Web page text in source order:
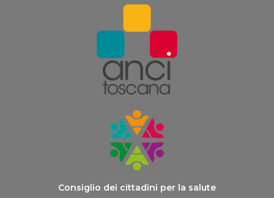
Consiglio dei cittadini per la salute